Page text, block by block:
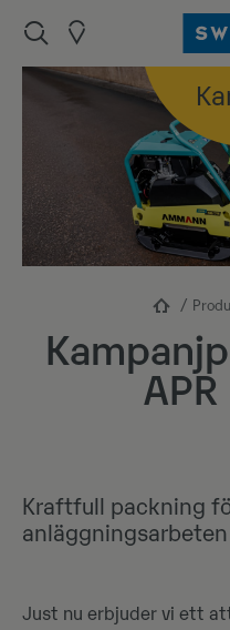
Kraftfull packning
anläggningsarbeten
Just nu erbjuder vi ett